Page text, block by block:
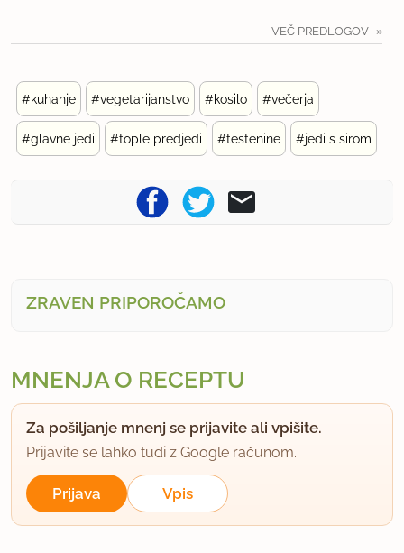
VEČ PREDLOGOV
#kuhanje #vegetarijanstvo #kosilo #večerja
#glavne jedi #tople predjedi #testenine #jedi s sirom
ZRAVEN PRIPOROČAMO
MNENJA O RECEPTU
Za pošiljanje mnenj se prijavite ali vpišite.
Prijavite se lahko tudi z Google računom.
Prijava Vpis